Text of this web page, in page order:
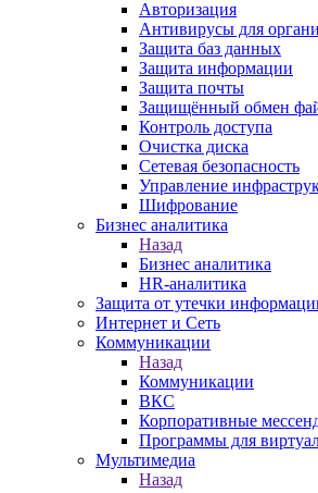
Авторизация
Антивирусы для
Защита баз данных
Защита информации
Защита почты
Защищённый обмен
Контроль доступа
Очистка диска
Сетевая безопасность
Управление
Шифрование
Бизнес аналитика
Назад
Бизнес аналитика
HR-аналитика
Защита от утечки
Интернет и Сеть
Коммуникации
Назад
Коммуникации
ВКС
Корпоративные
Программы для
Мультимедиа
Назад